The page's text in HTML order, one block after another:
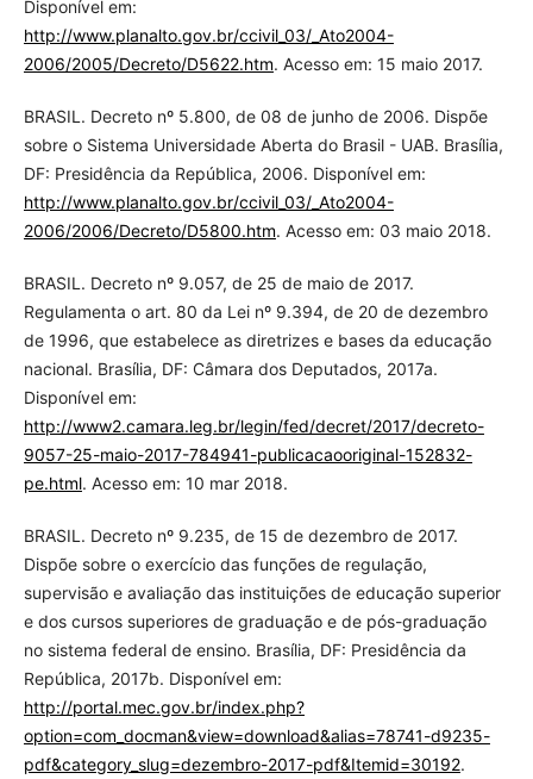
Disponível em:
http://www.planalto.gov.br/ccivil_03/_Ato2004-
2006/2005/Decreto/D5622.htm. Acesso em: 15 maio 2017.
BRASIL. Decreto nº 5.800, de 08 de junho de 2006. Dispõe
sobre o Sistema Universidade Aberta do Brasil - UAB. Brasília,
DF: Presidência da República, 2006. Disponível em:
http://www.planalto.gov.br/ccivil_03/_Ato2004-
2006/2006/Decreto/D5800.htm. Acesso em: 03 maio 2018.
BRASIL. Decreto nº 9.057, de 25 de maio de 2017.
Regulamenta o art. 80 da Lei nº 9.394, de 20 de dezembro
de 1996, que estabelece as diretrizes e bases da educação
nacional. Brasília, DF: Câmara dos Deputados, 2017a.
Disponível em:
http://www2.camara.leg.br/legin/fed/decret/2017/decreto-
9057-25-maio-2017-784941-publicacaooriginal-152832-
pe.html. Acesso em: 10 mar 2018.
BRASIL. Decreto nº 9.235, de 15 de dezembro de 2017.
Dispõe sobre o exercício das funções de regulação,
supervisão e avaliação das instituições de educação superior
e dos cursos superiores de graduação e de pós-graduação
no sistema federal de ensino. Brasília, DF: Presidência da
República, 2017b. Disponível em:
http://portal.mec.gov.br/index.php?
option=com_docman&view=download&alias=78741-d9235-
pdf&category_slug=dezembro-2017-pdf&Itemid=30192.